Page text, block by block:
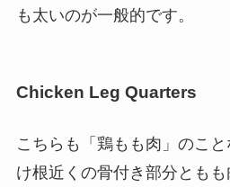
も太いのが一般的です。
Chicken Leg Quarters
こちらも「鶏もも肉」のこ
け根近くの骨付き部分とも